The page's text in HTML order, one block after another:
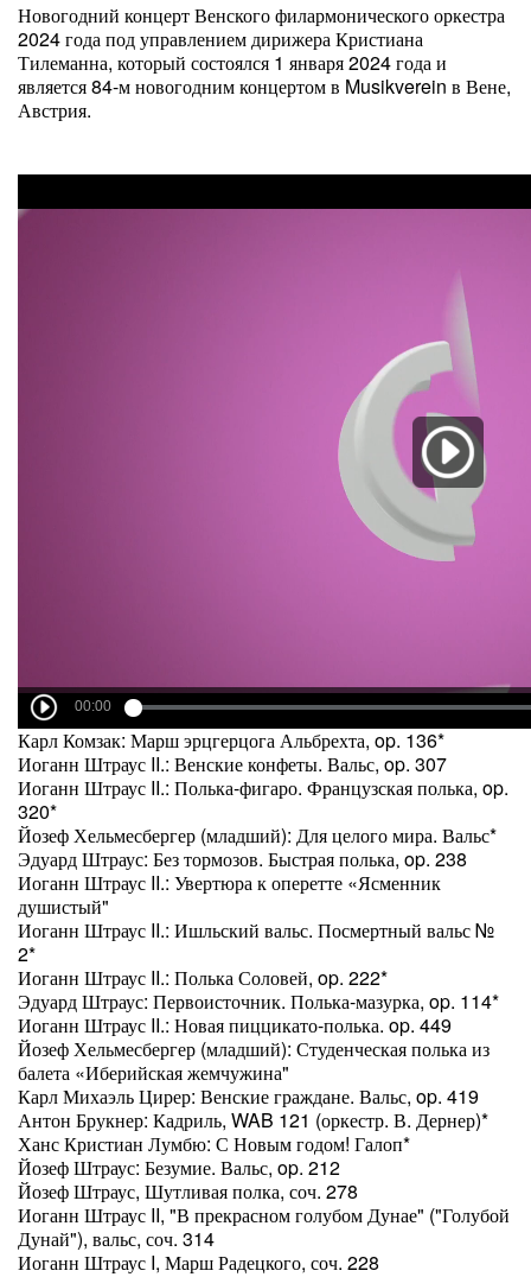
Новогодний концерт Венского филармонического оркестра
2024 года под управлением дирижера Кристиана
Тилеманна, который состоялся 1 января 2024 года и
является 84-м новогодним концертом в Musikverein в Вене,
Австрия.
Карл Комзак: Марш эрцгерцога Альбрехта, op. 136*
Иоганн Штраус II.: Венские конфеты. Вальс, op. 307
Иоганн Штраус II.: Полька-фигаро. Французская полька, op.
320*
Йозеф Хельмесбергер (младший): Для целого мира. Вальс*
Эдуард Штраус: Без тормозов. Быстрая полька, op. 238
Иоганн Штраус II.: Увертюра к оперетте «Ясменник
душистый"
Иоганн Штраус II.: Ишльский вальс. Посмертный вальс №
2*
Иоганн Штраус II.: Полька Соловей, op. 222*
Эдуард Штраус: Первоисточник. Полька-мазурка, op. 114*
Иоганн Штраус II.: Новая пиццикато-полька. op. 449
Йозеф Хельмесбергер (младший): Студенческая полька из
балета «Иберийская жемчужина"
Карл Михаэль Цирер: Венские граждане. Вальс, op. 419
Антон Брукнер: Кадриль, WAB 121 (оркестр. В. Дернер)*
Ханс Кристиан Лумбю: С Новым годом! Галоп*
Йозеф Штраус: Безумие. Вальс, op. 212
Йозеф Штраус, Шутливая полка, соч. 278
Иоганн Штраус II, "В прекрасном голубом Дунае" ("Голубой
Дунай"), вальс, соч. 314
Иоганн Штраус I, Марш Радецкого, соч. 228